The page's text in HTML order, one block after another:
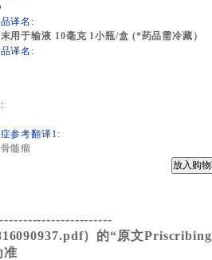
译名:
用于输液 10毫克 1小瓶/盒 (*药品需冷藏）
译名:
参考翻译1:
髓瘤
）的“原文Priscribing
准